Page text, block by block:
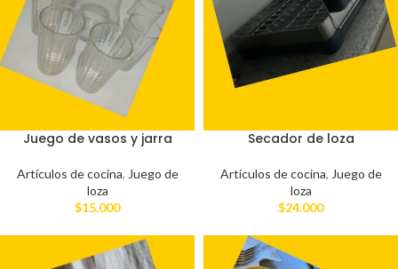
Juego de vasos y jarra
Artículos de cocina, Juego de
loza
$15.000
Secador de loza
Artículos de cocina, Juego de
loza
$24.000